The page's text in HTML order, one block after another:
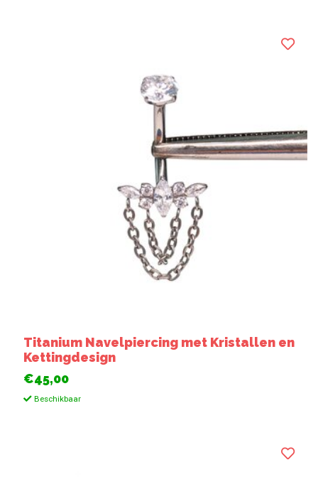
Titanium Navelpiercing met Kristallen en
Kettingdesign
€45,00
Beschikbaar